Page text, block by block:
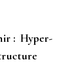
: Hyper-